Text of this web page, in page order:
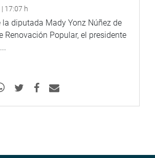
17:07 h
diputada Mady Yonz Núñez de
Renovación Popular, el presidente